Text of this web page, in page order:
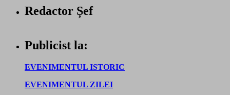
Redactor Șef
Publicist la:
EVENIMENTUL ISTORIC
EVENIMENTUL ZILEI